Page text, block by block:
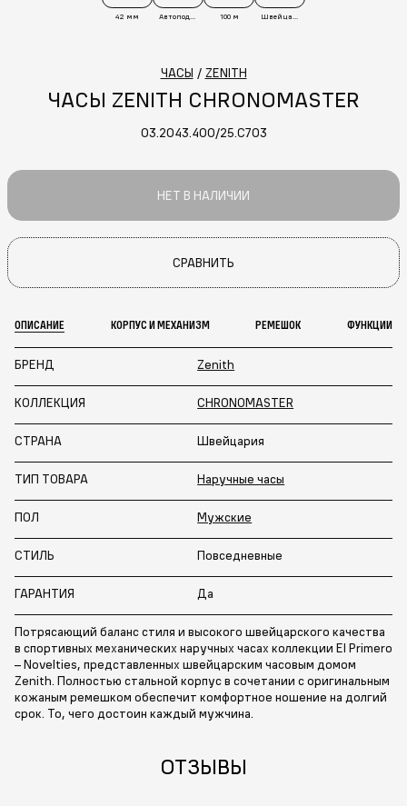
42 мм Автоподзавод 100 м Швейцария
ЧАСЫ / ZENITH
ЧАСЫ ZENITH CHRONOMASTER
03.2043.400/25.C703
НЕТ В НАЛИЧИИ
СРАВНИТЬ
ОПИСАНИЕ КОРПУС И МЕХАНИЗМ РЕМЕШОК ФУНКЦИИ
БРЕНД Zenith
КОЛЛЕКЦИЯ CHRONOMASTER
СТРАНА Швейцария
ТИП ТОВАРА Наручные часы
ПОЛ Мужские
СТИЛЬ Повседневные
ГАРАНТИЯ Да
Потрясающий баланс стиля и высокого швейцарского качества
в спортивных механических наручных часах коллекции EI Primero
– Novelties, представленных швейцарским часовым домом
Zenith. Полностью стальной корпус в сочетании с оригинальным
кожаным ремешком обеспечит комфортное ношение на долгий
срок. То, чего достоин каждый мужчина.
ОТЗЫВЫ